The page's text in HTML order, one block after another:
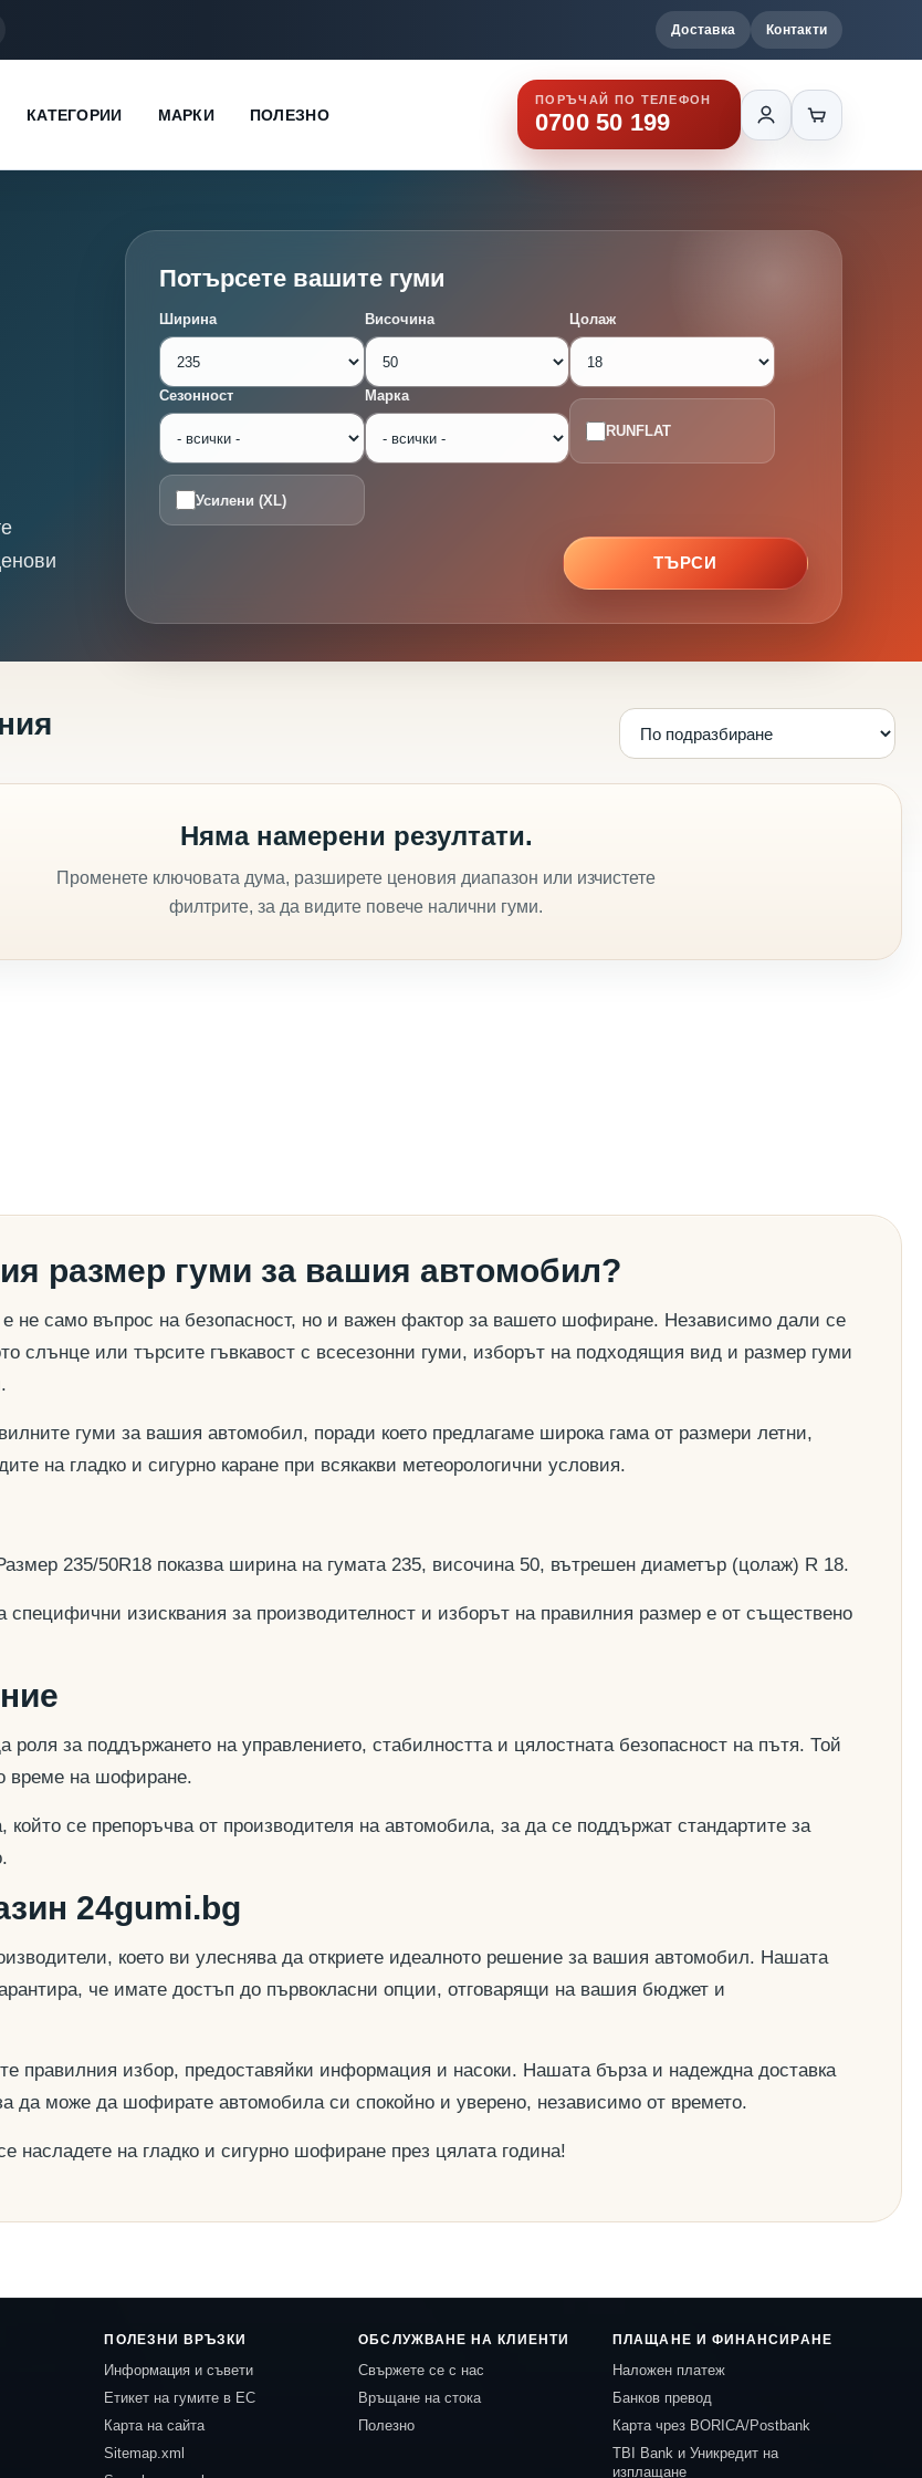
Доставка Контакти
КАТЕГОРИИ МАРКИ ПОЛЕЗНО
ПОРЪЧАЙ ПО ТЕЛЕФОН
0700 50 199
Потърсете вашите гуми
Ширина Височина Цолаж
Сезонност Марка
RUNFLAT
Усилени (XL)
ТЪРСИ
Няма намерени резултати.
Променете ключовата дума, разширете ценовия диапазон или изчистете
филтрите, за да видите повече налични гуми.
размер гуми за вашия автомобил?
не само въпрос на безопасност, но и важен фактор за вашето шофиране. Независимо дали се
слънце или търсите гъвкавост с всесезонни гуми, изборът на подходящия вид и размер гуми
гуми за вашия автомобил, поради което предлагаме широка гама от размери летни,
на гладко и сигурно каране при всякакви метеорологични условия.
235/50R18 показва ширина на гумата 235, височина 50, вътрешен диаметър (цолаж) R 18.
специфични изисквания за производителност и изборът на правилния размер е от съществено
за поддържането на управлението, стабилността и цялостната безопасност на пътя. Той
време на шофиране.
се препоръчва от производителя на автомобила, за да се поддържат стандартите за
24gumi.bg
което ви улеснява да откриете идеалното решение за вашия автомобил. Нашата
че имате достъп до първокласни опции, отговарящи на вашия бюджет и
правилния избор, предоставяйки информация и насоки. Нашата бърза и надеждна доставка
да може да шофирате автомобила си спокойно и уверено, независимо от времето.
насладете на гладко и сигурно шофиране през цялата година!
ПОЛЕЗНИ ВРЪЗКИ
Информация и съвети
Етикет на гумите в ЕС
Карта на сайта
Sitemap.xml
ОБСЛУЖВАНЕ НА КЛИЕНТИ
Свържете се с нас
Връщане на стока
Полезно
ПЛАЩАНЕ И ФИНАНСИРАНЕ
Наложен платеж
Банков превод
Карта чрез BORICA/Postbank
TBI Bank и Уникредит на
изплащане